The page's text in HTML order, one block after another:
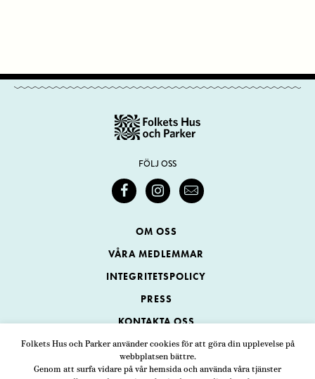
Folkets Hus och Parker använder cookies för att göra din upplevelse på
webbplatsen bättre.
Genom att surfa vidare på vår hemsida och använda våra tjänster
FÖLJ OSS
OM OSS
VÅRA MEDLEMMAR
INTEGRITETSPOLICY
PRESS
KONTAKTA OSS
Folkets Hus och Parker